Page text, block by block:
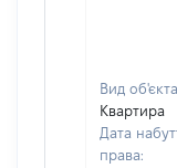
Вид
Квартира
Дата
права: